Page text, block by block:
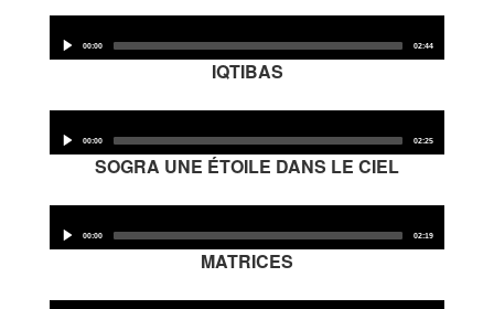
Player
00:00 02:44
IQTIBAS
Player
00:00 02:25
SOGRA UNE ÉTOILE DANS LE CIEL
Player
00:00 02:19
MATRICES